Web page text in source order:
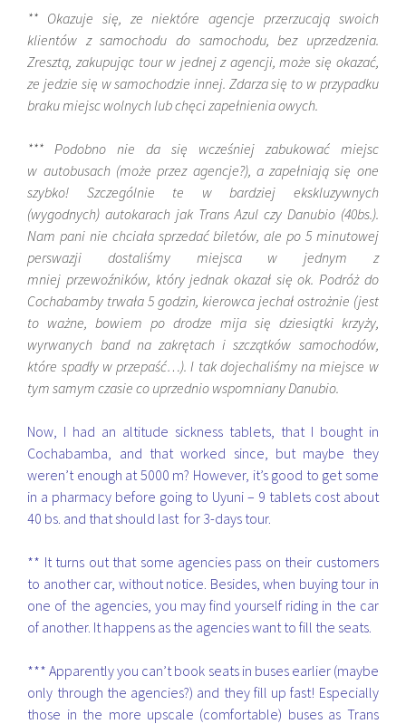
** Okazuje się, ze niektóre agencje przerzucają swoich
klientów z samochodu do samochodu, bez uprzedzenia.
Zresztą, zakupując tour w jednej z agencji, może się okazać,
ze jedzie się w samochodzie innej. Zdarza się to w przypadku
braku miejsc wolnych lub chęci zapełnienia owych.
*** Podobno nie da się wcześniej zabukować miejsc
w autobusach (może przez agencje?), a zapełniają się one
szybko! Szczególnie te w bardziej ekskluzywnych
(wygodnych) autokarach jak Trans Azul czy Danubio (40bs.).
Nam pani nie chciała sprzedać biletów, ale po 5 minutowej
perswazji dostaliśmy miejsca w jednym z
mniej przewoźników, który jednak okazał się ok. Podróż do
Cochabamby trwała 5 godzin, kierowca jechał ostrożnie (jest
to ważne, bowiem po drodze mija się dziesiątki krzyży,
wyrwanych band na zakrętach i szczątków samochodów,
które spadły w przepaść…). I tak dojechaliśmy na miejsce w
tym samym czasie co uprzednio wspomniany Danubio.
Now, I had an altitude sickness tablets, that I bought in
Cochabamba, and that worked since, but maybe they
weren’t enough at 5000 m? However, it’s good to get some
in a pharmacy before going to Uyuni – 9 tablets cost about
40 bs. and that should last for 3-days tour.
** It turns out that some agencies pass on their customers
to another car, without notice. Besides, when buying tour in
one of the agencies, you may find yourself riding in the car
of another. It happens as the agencies want to fill the seats.
*** Apparently you can’t book seats in buses earlier (maybe
only through the agencies?) and they fill up fast! Especially
those in the more upscale (comfortable) buses as Trans